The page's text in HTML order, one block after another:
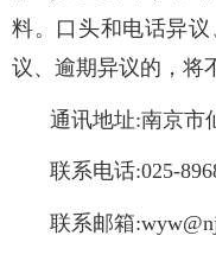
料。口头和电话异
议、逾期异议的，将
通讯地址:南京市
联系电话:025-
联系邮箱